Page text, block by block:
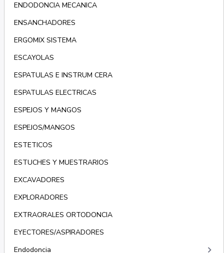
ENDODONCIA MECANICA
ENSANCHADORES
ERGOMIX SISTEMA
ESCAYOLAS
ESPATULAS E INSTRUM CERA
ESPATULAS ELECTRICAS
ESPEJOS Y MANGOS
ESPEJOS/MANGOS
ESTETICOS
ESTUCHES Y MUESTRARIOS
EXCAVADORES
EXPLORADORES
EXTRAORALES ORTODONCIA
EYECTORES/ASPIRADORES
Endodoncia
keyboard_arrow_right